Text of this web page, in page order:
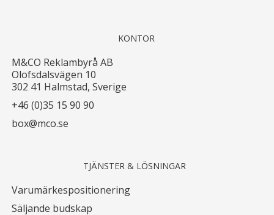
KONTOR
M&CO Reklambyrå AB
Olofsdalsvägen 10
302 41 Halmstad, Sverige
+46 (0)35 15 90 90
box@mco.se
TJÄNSTER & LÖSNINGAR
Varumärkespositionering
Säljande budskap